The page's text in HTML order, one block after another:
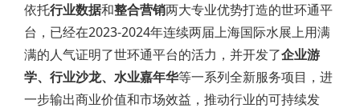
依托行业数据和整合营销两大专业优势打造的世环通平
台，已经在2023-2024年连续两届上海国际水展上用满
满的人气证明了世环通平台的活力，并开发了企业游
学、行业沙龙、水业嘉年华等一系列全新服务项目，进
一步输出商业价值和市场效益，推动行业的可持续发